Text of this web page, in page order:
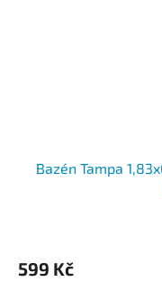
Bazén Tampa
599 Kč